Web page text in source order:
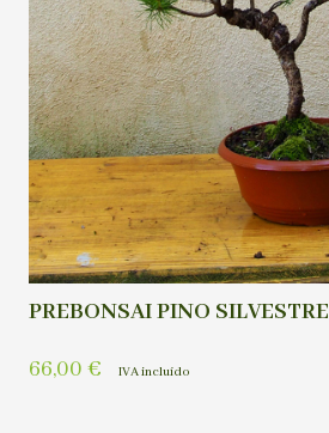
PREBONSAI PINO SILVESTRE
66,00 € IVA incluído